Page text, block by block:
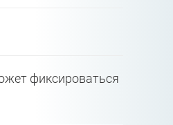
фиксироваться